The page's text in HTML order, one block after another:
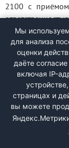
2100 с
наложенным
почте в
Мы
для анализа
оценки
даёте
включая IP-
страницах и
вы можете